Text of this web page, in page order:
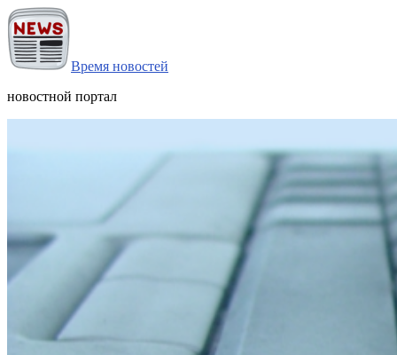
Время новостей
новостной портал